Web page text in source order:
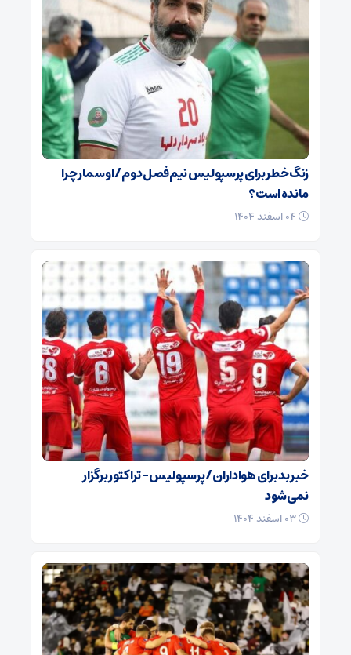
زنگ خطر برای پرسپولیس نیم‌فصل دوم / اوسمار چرا
مانده است؟
خبر بد برای هواداران / پرسپولیس – تراکتور برگزار
نمی‌شود